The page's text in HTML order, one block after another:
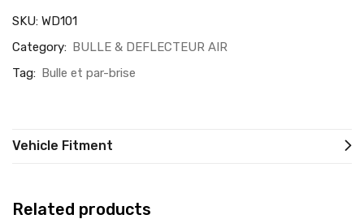
SKU: WD101
Category: BULLE & DEFLECTEUR AIR
Tag: Bulle et par-brise
Vehicle Fitment
Related products